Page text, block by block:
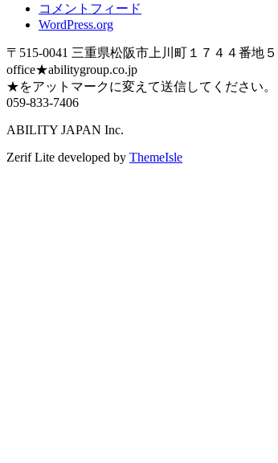
コメントフィード
WordPress.org
〒515-0041 三重県松阪市上川町１７４４番地５
office★abilitygroup.co.jp
★をアットマークに変えて送信してください。
059-833-7406
ABILITY JAPAN Inc.
Zerif Lite developed by ThemeIsle